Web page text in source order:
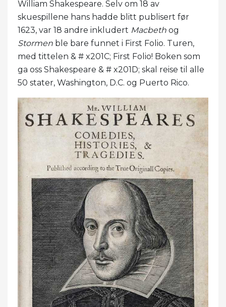
William Shakespeare. Selv om 18 av
skuespillene hans hadde blitt publisert før
1623, var 18 andre inkludert Macbeth og
Stormen ble bare funnet i First Folio. Turen,
med tittelen & # x201C; First Folio! Boken som
ga oss Shakespeare & # x201D; skal reise til alle
50 stater, Washington, D.C. og Puerto Rico.